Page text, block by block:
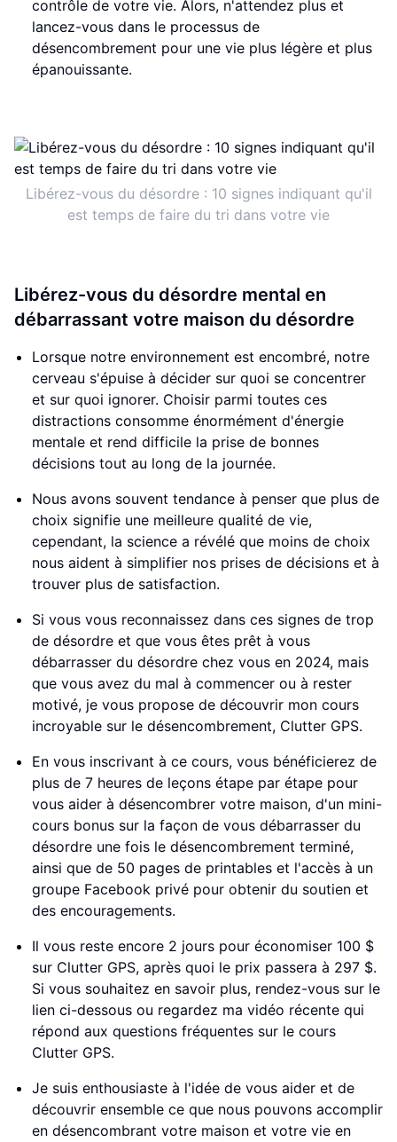
contrôle de votre vie. Alors, n'attendez plus et
lancez-vous dans le processus de
désencombrement pour une vie plus légère et plus
épanouissante.
Libérez-vous du désordre : 10 signes indiquant qu'il
est temps de faire du tri dans votre vie
Libérez-vous du désordre mental en
débarrassant votre maison du désordre
Lorsque notre environnement est encombré, notre
cerveau s'épuise à décider sur quoi se concentrer
et sur quoi ignorer. Choisir parmi toutes ces
distractions consomme énormément d'énergie
mentale et rend difficile la prise de bonnes
décisions tout au long de la journée.
Nous avons souvent tendance à penser que plus de
choix signifie une meilleure qualité de vie,
cependant, la science a révélé que moins de choix
nous aident à simplifier nos prises de décisions et à
trouver plus de satisfaction.
Si vous vous reconnaissez dans ces signes de trop
de désordre et que vous êtes prêt à vous
débarrasser du désordre chez vous en 2024, mais
que vous avez du mal à commencer ou à rester
motivé, je vous propose de découvrir mon cours
incroyable sur le désencombrement, Clutter GPS.
En vous inscrivant à ce cours, vous bénéficierez de
plus de 7 heures de leçons étape par étape pour
vous aider à désencombrer votre maison, d'un mini-
cours bonus sur la façon de vous débarrasser du
désordre une fois le désencombrement terminé,
ainsi que de 50 pages de printables et l'accès à un
groupe Facebook privé pour obtenir du soutien et
des encouragements.
Il vous reste encore 2 jours pour économiser 100 $
sur Clutter GPS, après quoi le prix passera à 297 $.
Si vous souhaitez en savoir plus, rendez-vous sur le
lien ci-dessous ou regardez ma vidéo récente qui
répond aux questions fréquentes sur le cours
Clutter GPS.
Je suis enthousiaste à l'idée de vous aider et de
découvrir ensemble ce que nous pouvons accomplir
en désencombrant votre maison et votre vie en